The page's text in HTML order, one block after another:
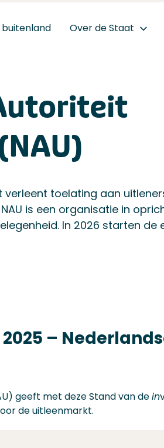
Over de Staat
toelating aan
is een organisatie in
In 2026 starten de
–
geeft met deze Stand van dein
de uitleenmarkt.